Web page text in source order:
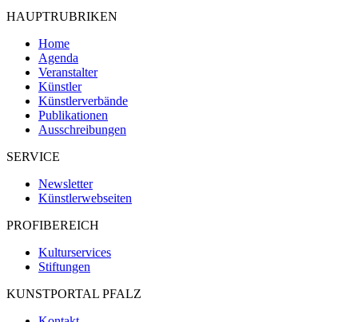
HAUPTRUBRIKEN
Home
Agenda
Veranstalter
Künstler
Künstlerverbände
Publikationen
Ausschreibungen
SERVICE
Newsletter
Künstlerwebseiten
PROFIBEREICH
Kulturservices
Stiftungen
KUNSTPORTAL PFALZ